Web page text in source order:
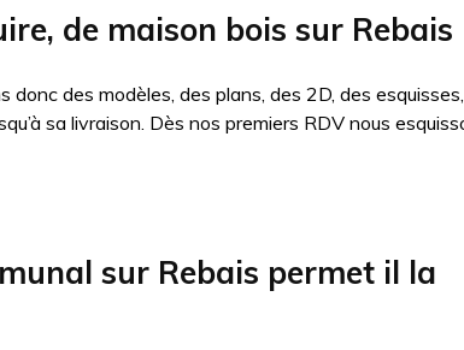
de maison bois sur Rebais
donc des modèles, des plans, des 2D, des
sa livraison. Dès nos premiers RDV nous
sur Rebais permet il la